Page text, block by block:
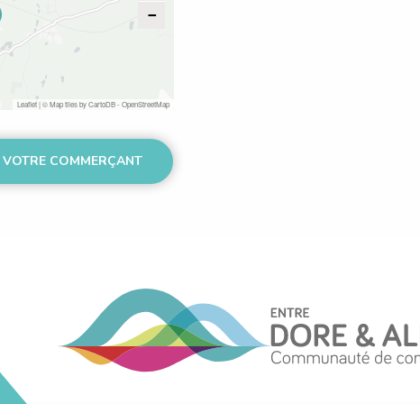
−
Leaflet| © Map tiles byCartoDB-OpenStreetMap
EN SAVOIR PLUS SUR VOTRE COMMERÇANT